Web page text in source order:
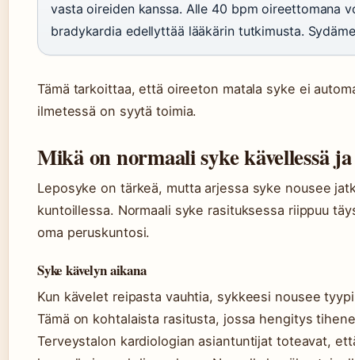
vasta oireiden kanssa. Alle 40 bpm oireettomana
bradykardia edellyttää lääkärin tutkimusta.
Tämä tarkoittaa, että oireeton matala syke ei
ilmetessä on syytä toimia.
Mikä on normaali syke kävellessä
Leposyke on tärkeä, mutta arjessa syke nousee
kuntoillessa. Normaali syke rasituksessa riippuu
oma peruskuntosi.
Syke kävelyn aikana
Kun kävelet reipasta vauhtia, sykkeesi nousee
Tämä on kohtalaista rasitusta, jossa hengitys
Terveystalon kardiologian asiantuntijat toteavat,